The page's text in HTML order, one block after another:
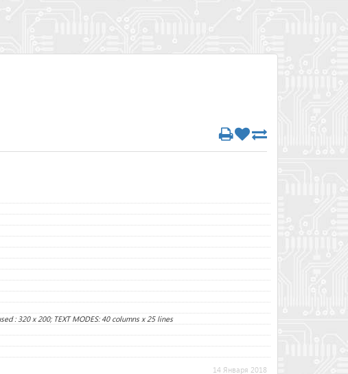
: 320 x 200; TEXT MODES: 40 columns x 25 lines
14 Января 2018